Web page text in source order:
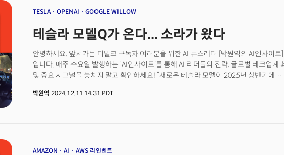
학문 영역으로 자리잡았음을 상징했다.2019년 공식 창간한 이 저널은 머신 인텔리전스
같은 해 9월 필자가 조지아공대(Georgia Tech) 석좌교수로 재직하며 이끌고 있는 연구
발표한 ‘완전 휴대형·무선 뇌-기계 인터페이스(Vol.1, pp.412–422, 2019 )’ 논문이 대표
사례였다. 유연한 두피 전자소자와 딥러닝을 결합해 환자가 생각만으로 휠체어나 로봇
수 있음을 임상 환경에서 검증한 연구였다.
TESLA OPENAI GOOGLE WILLOW
테슬라 모델Q가 온다... 소라가 왔다
안녕하세요, 앞서가는 더밀크 구독자 여러분을 위한 AI 뉴스레터 [박원익의 AI인사이트]
입니다. 매주 수요일 발행하는 ‘AI인사이트’를 통해 AI 리더들의 전략, 글로벌 테크업계
및 중요 시그널을 놓치지 말고 확인하세요! “새로운 테슬라 모델이 2025년 상반기에
“목표가격을 상향 조정한다”며 이같이 밝혔습니다. ‘모델Q’로 불리는 새로운 차종을 앞
박원익 2024.12.11 14:31 PDT
AMAZON AI AWS 리인벤트